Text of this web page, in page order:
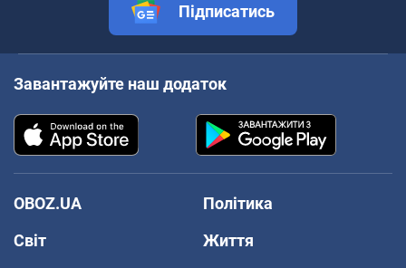
Підписатись
Завантажуйте наш додаток
OBOZ.UA
Політика
Світ
Життя